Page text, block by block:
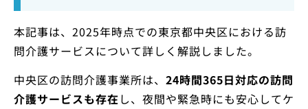
本記事は、2025年時点での東京都中央区における訪
問介護サービスについて詳しく解説しました。
中央区の訪問介護事業所は、 24時間365日対応の訪問
介護サービスも存在し、夜間や緊急時にも安心してケ